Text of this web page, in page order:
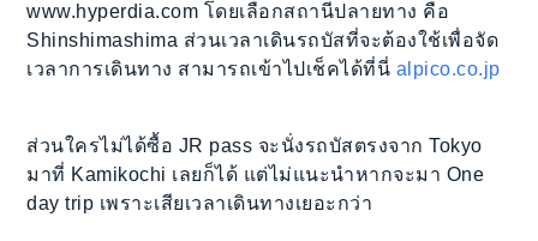
www.hyperdia.com โดยเลือกสถานีปลายทาง คือ
Shinshimashima ส่วนเวลาเดินรถบัสที่จะต้องใช้เพื่อจัด
เวลาการเดินทาง สามารถเข้าไปเช็คได้ที่นี่ alpico.co.jp
ส่วนใครไม่ได้ซื้อ JR pass จะนั่งรถบัสตรงจาก Tokyo
มาที่ Kamikochi เลยก็ได้ แต่ไม่แนะนำหากจะมา One
day trip เพราะเสียเวลาเดินทางเยอะกว่า